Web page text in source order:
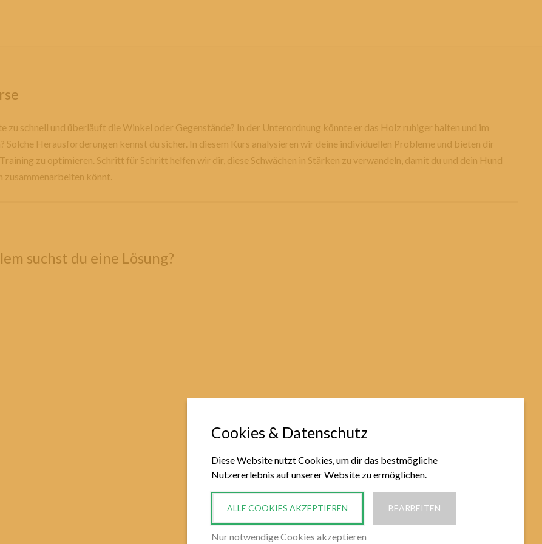
zu schnell und überläuft die Winkel oder Gegenstände? In der Unterordnung könnte er das Holz ruhiger halten und im
Solche Herausforderungen kennst du sicher. In diesem Kurs analysieren wir deine individuellen Probleme und bieten dir
zu optimieren. Schritt für Schritt helfen wir dir, diese Schwächen in Stärken zu verwandeln, damit du und dein Hund
zusammenarbeiten könnt.
suchst du eine Lösung?
Cookies & Datenschutz
Diese Website nutzt Cookies, um dir das bestmögliche
Nutzererlebnis auf unserer Website zu ermöglichen.
ALLE COOKIES AKZEPTIEREN BEARBEITEN
Nur notwendige Cookies akzeptieren